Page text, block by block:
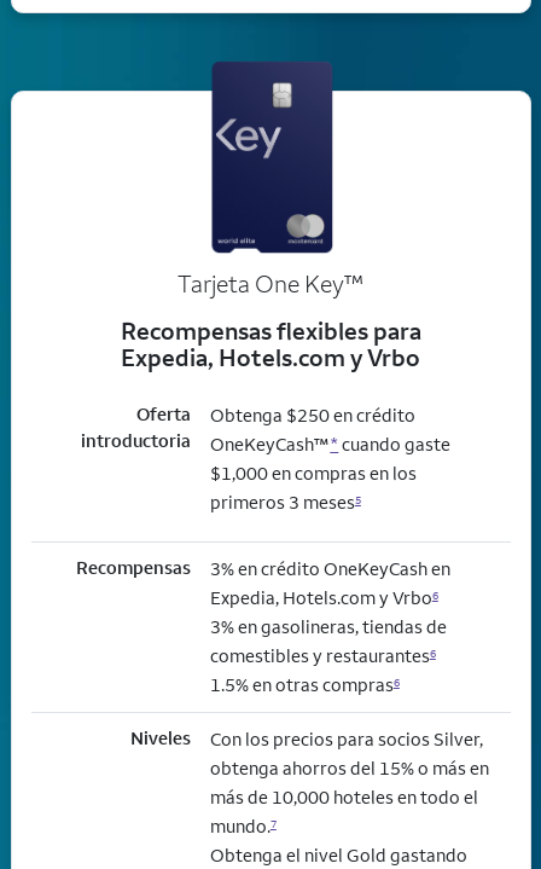
Tarjeta One Keytrademark
™
Recompensas flexibles para
Expedia, Hotels.com y Vrbo
Oferta
introductoria
Obtenga $250 en crédito
OneKeyCash™* cuando gaste
$1,000 en compras en los
primeros 3 meses5
Recompensas
3% en crédito OneKeyCash en
Expedia, Hotels.com y Vrbo6
3% en gasolineras, tiendas de
comestibles y restaurantes6
1.5% en otras compras6
Niveles
Con los precios para socios Silver,
obtenga ahorros del 15% o más en
más de 10,000 hoteles en todo el
mundo.7
Obtenga el nivel Gold gastando